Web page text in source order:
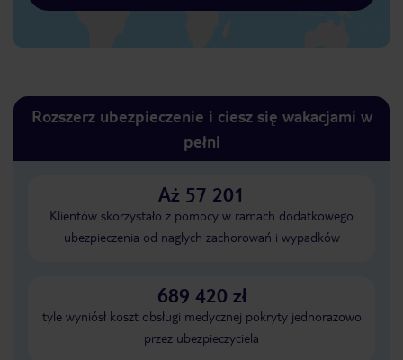
Rozszerz ubezpieczenie i ciesz się wakacjami w
pełni
Aż 57 201
Klientów skorzystało z pomocy w ramach dodatkowego
ubezpieczenia od nagłych zachorowań i wypadków
689 420 zł
tyle wyniósł koszt obsługi medycznej pokryty jednorazowo
przez ubezpieczyciela